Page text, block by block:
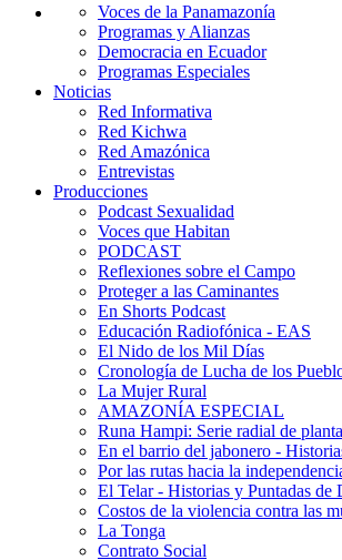
Voces de la Panamazonía
Programas y Alianzas
Democracia en Ecuador
Programas Especiales
Noticias
Red Informativa
Red Kichwa
Red Amazónica
Entrevistas
Producciones
Podcast Sexualidad
Voces que Habitan
PODCAST
Reflexiones sobre el Campo
Proteger a las Caminantes
En Shorts Podcast
Educación Radiofónica - EAS
El Nido de los Mil Días
Cronología de Lucha de los
La Mujer Rural
AMAZONÍA ESPECIAL
Runa Hampi: Serie radial de
En el barrio del jabonero -
Por las rutas hacia la
El Telar - Historias y Puntadas de
Costos de la violencia contra las
La Tonga
Contrato Social